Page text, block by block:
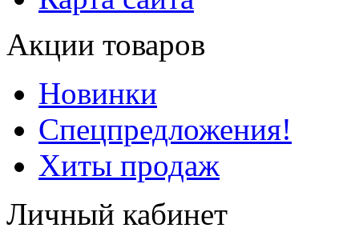
Акции товаров
Новинки
Спецпредложения!
Хиты продаж
Личный кабинет